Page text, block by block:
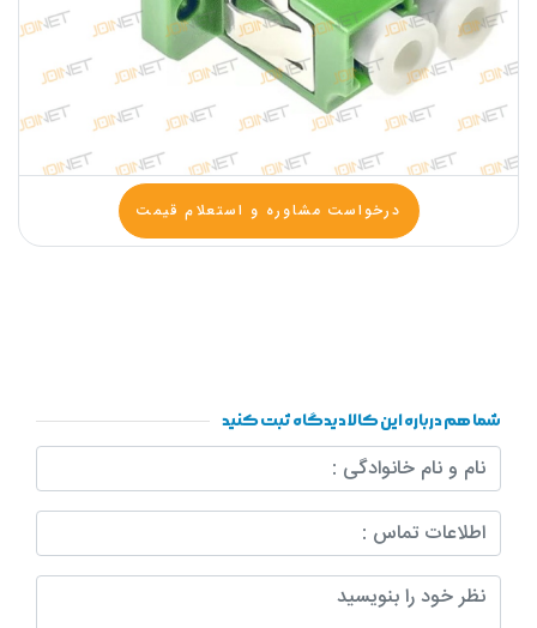
درخواست مشاوره و استعلام قیمت
شما هم درباره این کالا دیدگاه ثبت کنید